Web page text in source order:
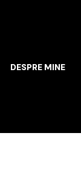
DESPRE MINE